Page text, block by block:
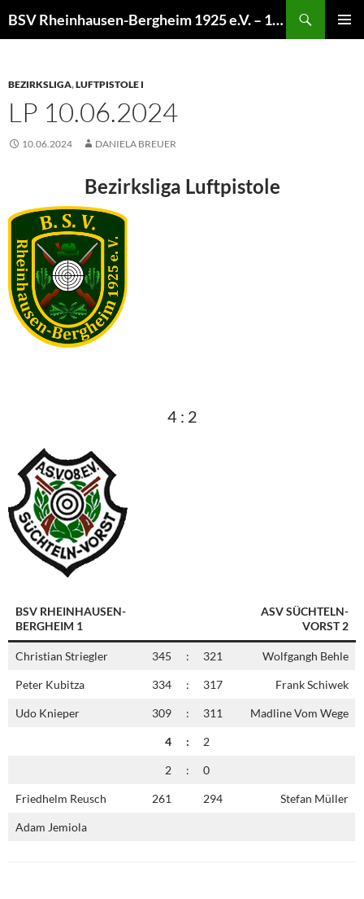
Inhalt
BSV Rheinhausen-Bergheim 1925 e.V. – 100% Sportschießen
BEZIRKSLIGA,LUFTPISTOLE I
LP 10.06.2024
10.06.2024 DANIELA BREUER
Bezirksliga Luftpistole
4 : 2
BSV RHEINHAUSEN-
BERGHEIM 1
ASV SÜCHTELN-
VORST 2
Christian Striegler 345 : 321 Wolfgangh Behle
Peter Kubitza 334 : 317 Frank Schiwek
Udo Knieper 309 : 311 Madline Vom Wege
4 : 2
2 : 0
Friedhelm Reusch 261 294 Stefan Müller
Adam Jemiola